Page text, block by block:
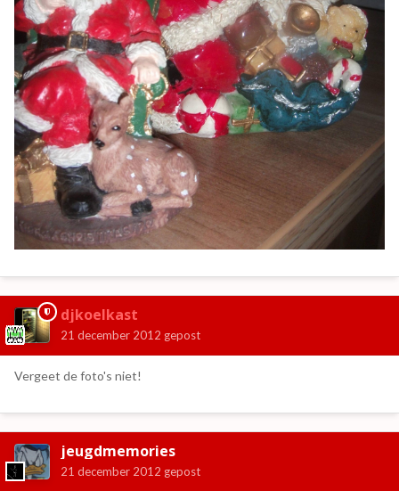
djkoelkast
21 december 2012 gepost
Vergeet de foto's niet!
jeugdmemories
21 december 2012 gepost